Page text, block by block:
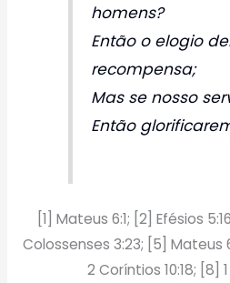
homens?
Então o elogio
recompensa;
Mas se nosso
Então
[1] Mateus 6:1; [2] Efésios
Colossenses 3:23; [5] Mateus
2 Coríntios 10:18; [8]